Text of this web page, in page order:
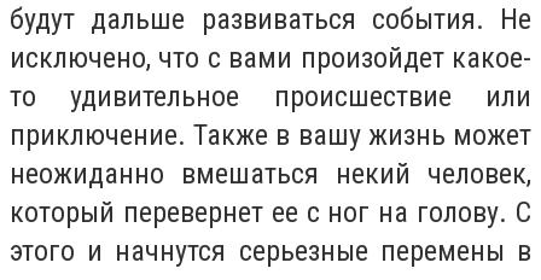
будут дальше развиваться события. Не
исключено, что с вами произойдет какое-
то удивительное происшествие или
приключение. Также в вашу жизнь может
неожиданно вмешаться некий человек,
который перевернет ее с ног на голову. С
этого и начнутся серьезные перемены в